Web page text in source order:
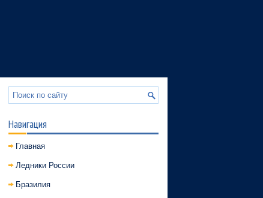
Навигация
Главная
Ледники России
Бразилия